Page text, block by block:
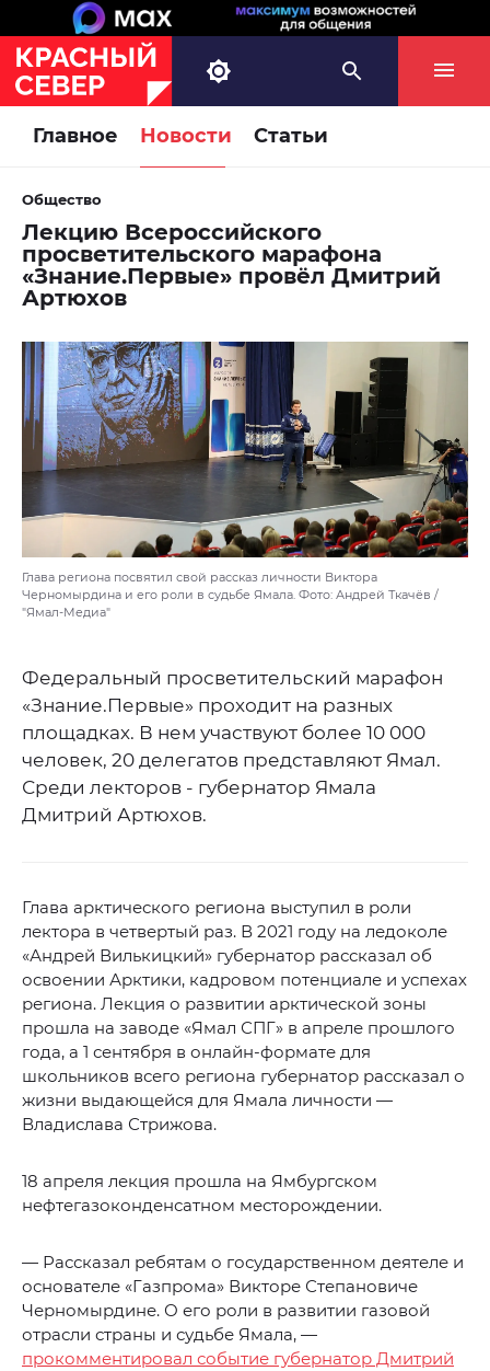
Главное Новости Статьи
Общество
Лекцию Всероссийского
просветительского марафона
«Знание.Первые» провёл Дмитрий
Артюхов
Глава региона посвятил свой рассказ личности Виктора
Черномырдина и его роли в судьбе Ямала. Фото: Андрей Ткачёв /
"Ямал-Медиа"
Федеральный просветительский марафон
«Знание.Первые» проходит на разных
площадках. В нем участвуют более 10 000
человек, 20 делегатов представляют Ямал.
Среди лекторов - губернатор Ямала
Дмитрий Артюхов.
Глава арктического региона выступил в роли
лектора в четвертый раз. В 2021 году на ледоколе
«Андрей Вилькицкий» губернатор рассказал об
освоении Арктики, кадровом потенциале и успехах
региона. Лекция о развитии арктической зоны
прошла на заводе «Ямал СПГ» в апреле прошлого
года, а 1 сентября в онлайн-формате для
школьников всего региона губернатор рассказал о
жизни выдающейся для Ямала личности —
Владислава Стрижова.
18 апреля лекция прошла на Ямбургском
нефтегазоконденсатном месторождении.
— Рассказал ребятам о государственном деятеле и
основателе «Газпрома» Викторе Степановиче
Черномырдине. О его роли в развитии газовой
отрасли страны и судьбе Ямала, —
прокомментировал событие губернатор Дмитрий